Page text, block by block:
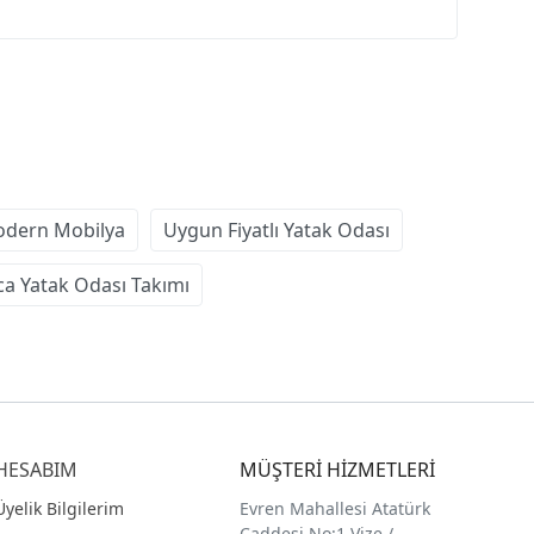
Mobilya Uygun Fiyatlı Yatak Odası
Yatak Odası Takımı
Bilgilerim
MÜŞTERİ HİZMETLERİ
Evren Mahallesi Atatürk